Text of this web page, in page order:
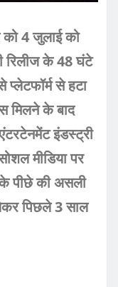
4 जुलाई को
रिलीज के 48 घंटे
से हटा
मिलने के बाद
इंडस्ट्री
मीडिया पर
पीछे की असली
पिछले 3 साल